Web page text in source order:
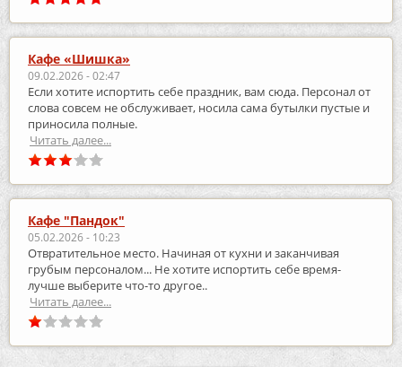
Кафе «Шишка»
09.02.2026 - 02:47
Если хотите испортить себе праздник, вам сюда. Персонал от
слова совсем не обслуживает, носила сама бутылки пустые и
приносила полные.
Читать далее...
Кафе "Пандок"
05.02.2026 - 10:23
Отвратительное место. Начиная от кухни и заканчивая
грубым персоналом... Не хотите испортить себе время-
лучше выберите что-то другое..
Читать далее...